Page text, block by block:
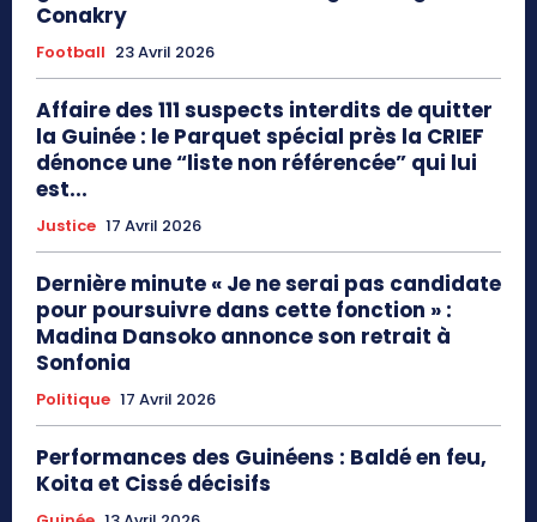
Conakry
Football 23 Avril 2026
Affaire des 111 suspects interdits de quitter
la Guinée : le Parquet spécial près la CRIEF
dénonce une “liste non référencée” qui lui
est...
Justice 17 Avril 2026
Dernière minute « Je ne serai pas candidate
pour poursuivre dans cette fonction » :
Madina Dansoko annonce son retrait à
Sonfonia
Politique 17 Avril 2026
Performances des Guinéens : Baldé en feu,
Koita et Cissé décisifs